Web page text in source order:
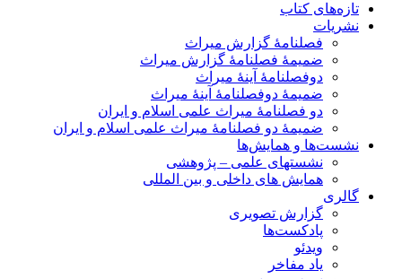
تازه‌های کتاب
نشریات
فصلنامۀ گزارش میراث
ضمیمۀ فصلنامۀ گزارش میراث
دوفصلنامۀ آینۀ میراث
ضمیمۀ دوفصلنامۀ آینۀ میراث
دو فصلنامۀ میراث علمی اسلام و ایران
ضمیمۀ دو فصلنامۀ میراث علمی اسلام و ایران
نشست‌ها و همایش‌ها
نشستهای علمی – پژوهشی
همایش های داخلی و بین المللی
گالری
گزارش تصویری
پادکست‌ها
ویدئو
یاد مفاخر